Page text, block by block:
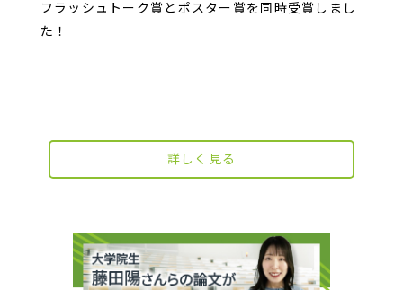
フラッシュトーク賞とポスター賞を同時受賞しまし
た！
詳しく見る